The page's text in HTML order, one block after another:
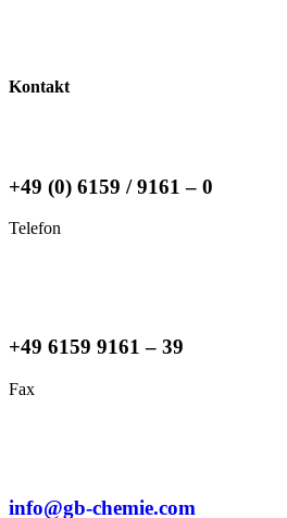
Kontakt
+49 (0) 6159 / 9161 – 0
Telefon
+49 6159 9161 – 39
Fax
info@gb-chemie.com